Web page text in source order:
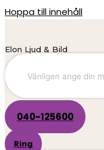
Hoppa till innehåll
Elon Ljud & Bild
040-125600
Ring